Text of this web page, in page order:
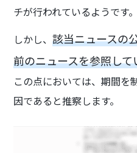
チが行われているようです。
しかし、該当ニュースの
前のニュースを参照して
この点においては、期間を
因であると推察します。